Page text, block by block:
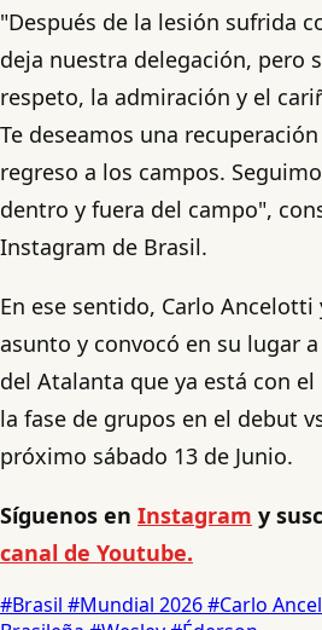
"Después de la lesión sufrida
deja nuestra delegación, pero
respeto, la admiración y el
Te deseamos una
regreso a los campos.
dentro y fuera del campo",
Instagram de Brasil.
En ese sentido, Carlo
asunto y convocó en su lugar
del Atalanta que ya está con
la fase de grupos en el debut
próximo sábado 13 de Junio.
Síguenos en Instagram y
canal de Youtube.
#Brasil #Mundial 2026#Carlo